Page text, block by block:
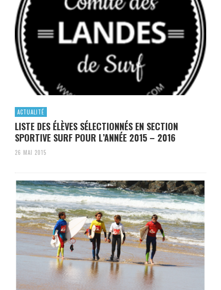
ACTUALITÉ
LISTE DES ÉLÈVES SÉLECTIONNÉS EN SECTION
SPORTIVE SURF POUR L’ANNÉE 2015 – 2016
26 MAI 2015